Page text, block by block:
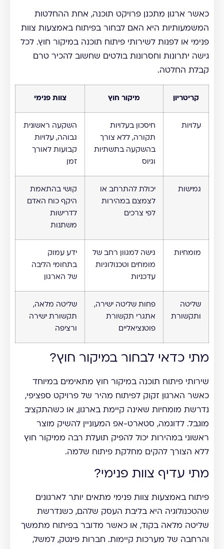
כאשר ארגון מתכנן פרויקט תוכנה, אחת ההחלטות
המשמעותיות היא האם לבחור בפיתוח באמצעות צוות
פנימי או לפנות לשירותי פיתוח תוכנה במיקור חוץ. לכל
גישה יתרונות וחסרונות בולטים שחשוב להכיר טרם
קבלת החלטה.
קריטריון מיקור חוץ צוות פנימי
עלויות
חיסכון בעלויות
תקורה, ללא צורך
בהשקעה בתשתיות
וגיוס
השקעה ראשונית
גבוהה, עלויות
קבועות לאורך
זמן
גמישות
יכולת להתרחב או
לצמצם במהירות
לפי צרכים
קושי בהתאמת
היקף כוח האדם
לדרישות
משתנות
מומחיות
גישה למגוון רחב של
מומחים וטכנולוגיות
עדכניות
ידע עמוק
בתחומי הליבה
של הארגון
שליטה
ותקשורת
פחות שליטה ישירה,
אתגרי תקשורת
פוטנציאליים
שליטה מלאה,
תקשורת ישירה
ורציפה
מתי כדאי לבחור במיקור חוץ?
שירותי פיתוח תוכנה במיקור חוץ מתאימים במיוחד
כאשר הארגון זקוק לפיתוח מהיר של פרויקט ספציפי,
נדרשת מומחיות שאינה קיימת בארגון, או כשהתקציב
מוגבל. לדוגמה, סטארט-אפ המעוניין להשיק מוצר
ראשוני במהירות יכול להפיק תועלת רבה ממיקור חוץ
ללא הצורך להקים מחלקת פיתוח שלמה.
מתי עדיף צוות פנימי?
פיתוח באמצעות צוות פנימי מתאים יותר לארגונים
שהטכנולוגיה היא בליבת העסק שלהם, כשנדרשת
שליטה מלאה בקוד, או כאשר מדובר בפיתוח מתמשך
והרחבה של מערכות קיימות. חברות פינטק, למשל,